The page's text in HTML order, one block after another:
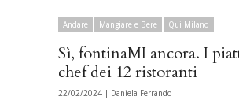
Andare Mangiare e Bere Qui Milano
Sì, fontinaMI ancora. I
chef dei 12 ristoranti
22/02/2024 | Daniela Ferrando